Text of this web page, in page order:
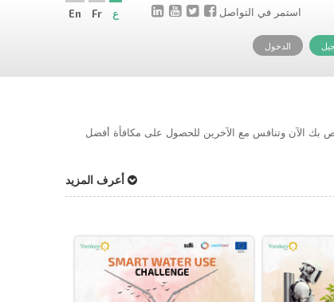
استمر في التواصل En Fr ع
الدخول
بك الآن وتنافس مع الآخرين للحصول على مكافأة أفضل
أعرف المزيد